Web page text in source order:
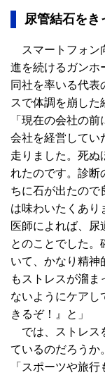
尿管結石をき
スマートフォン
進を続けるガンホ
同社を率いる代表
スで体調を崩した
「現在の会社の
会社を経営してい
走りました。死ぬ
れたのです。診断
ちに石が出たので
は味わいたくあり
医師によれば、尿
とのことでした。
いて、かなり精神
もストレスが溜
ないようにケアし
きるぞ！』と」
では、ストレス
ているのだろうか。
「スポーツや旅